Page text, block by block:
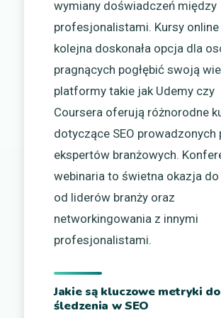
wymiany doświadczeń między
profesjonalistami. Kursy
kolejna doskonała opcja dla
pragnących pogłębić swoją
platformy takie jak Udemy czy
Coursera oferują różnorodne
dotyczące SEO prowadzonych
ekspertów branżowych.
webinaria to świetna okazja do
od liderów branży oraz
networkingowania z innymi
profesjonalistami.
Jakie są kluczowe metryki do
śledzenia w SEO